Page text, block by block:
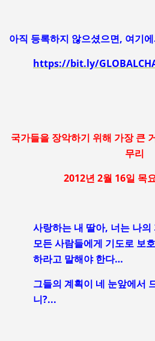
아직 등록하지 않으셨으면, 여기
https://bit.ly/
국가들을 장악하기 위해 가장 큰
무리
2012년 2월 16일 목
사랑하는 내 딸아, 너는 나
모든 사람들에게 기도로 보
하라고 말해야 한다…
그들의 계획이 네 눈앞에서
니?...